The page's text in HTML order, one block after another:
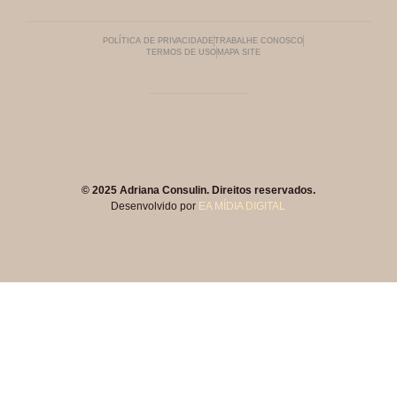
POLÍTICA DE PRIVACIDADETRABALHE CONOSCO
TERMOS DE USO MAPA SITE
© 2025 Adriana Consulin. Direitos reservados.
Desenvolvido por EA MÍDIA DIGITAL